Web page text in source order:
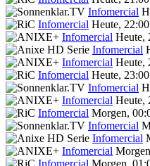
Infomercial
Infomercial Heute,
Infomercial Heute,
Infomercial
Infomercial Heute,
Infomercial Heute,
Infomercial
Infomercial Heute,
Infomercial Morgen,
Infomercial
Infomercial
Infomercial
Infomercial Morgen,